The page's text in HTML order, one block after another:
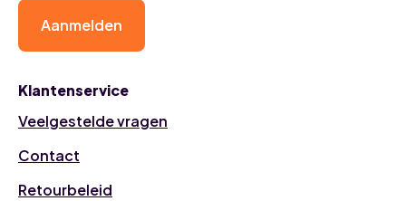
Klantenservice
Veelgestelde vragen
Contact
Retourbeleid
Aanmelden